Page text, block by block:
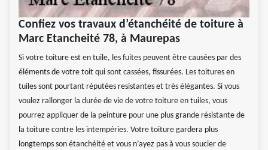
Confiez vos travaux d’étanchéité de toiture à
Marc Etancheité 78, à Maurepas
Si votre toiture est en tuile, les fuites peuvent être causées par des
éléments de votre toit qui sont cassées, fissurées. Les toitures en
tuiles sont pourtant réputées resistantes et très élégantes. Si vous
voulez rallonger la durée de vie de votre toiture en tuiles, vous
pourrez appliquer de la peinture pour une plus grande résistante de
la toiture contre les intempéries. Votre toiture gardera plus
longtemps son étanchéité et vous n’ayez pas à vous soucier de